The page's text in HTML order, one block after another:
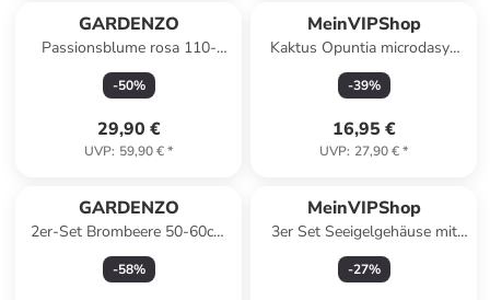
GARDENZO
Passionsblume rosa 110-
120cm 2L Topf
-50%
29,90 €
UVP: 59,90 €*
MeinVIPShop
Kaktus Opuntia microdasys
25cm
-39%
16,95 €
UVP: 27,90 €*
GARDENZO
2er-Set Brombeere 50-60cm
2L Topf
-58%
MeinVIPShop
3er Set Seeigelgehäuse mit
Tillandsia Spanisch Moos
-27%